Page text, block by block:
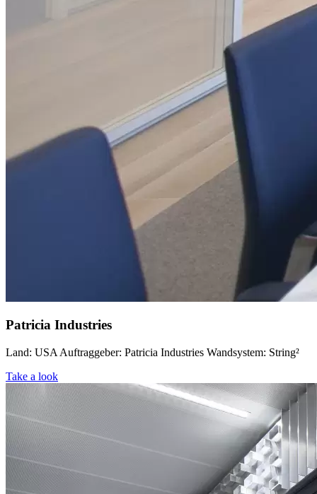
Patricia Industries
Land: USA Auftraggeber: Patricia Industries Wandsystem: String²
Take a look